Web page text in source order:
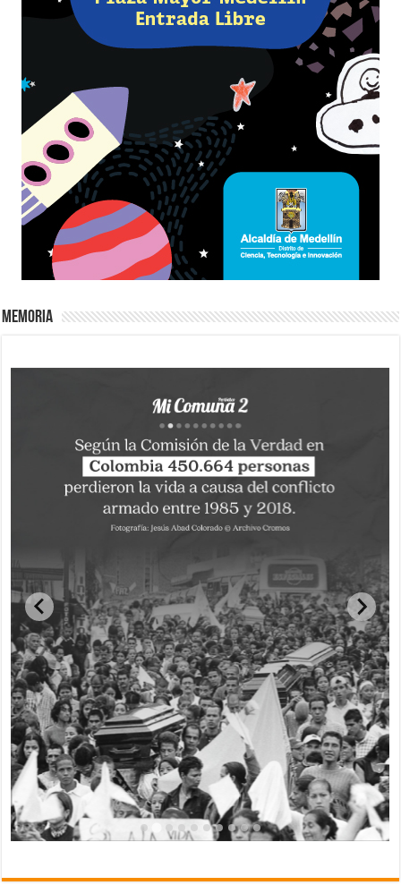
Memoria